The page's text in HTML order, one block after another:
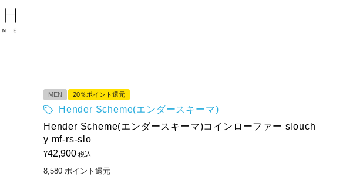
MEN 20％ポイント還元
Hender Scheme(エンダースキーマ)
Hender Scheme(エンダースキーマ)コインローファー slouch
y mf-rs-slo
¥42,900 税込
8,580 ポイント還元